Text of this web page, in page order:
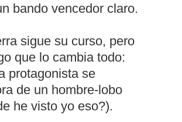
bando vencedor claro.
sigue su curso, pero
que lo cambia todo:
protagonista se
de un hombre-lobo
he visto yo eso?).